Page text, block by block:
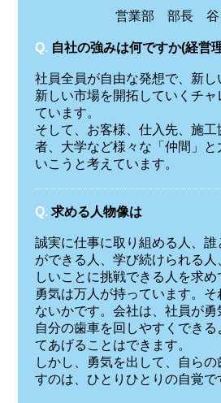
営業部 部長 谷
Q. 自社の強みは何ですか(経営
社員全員が自由な発想で、新し
新しい市場を開拓していくチャ
ています。
そして、お客様、仕入先、施工
者、大学など様々な「仲間」と
いこうと考えています。
Q. 求める人物像は
誠実に仕事に取り組める人、
ができる人、学び続けられる
しいことに挑戦できる人を求め
勇気は万人が持っています。そ
ないかです。会社は、社員が
自分の歯車を回しやすくでき
てあげることはできます。
しかし、勇気を出して、自ら
すのは、ひとりひとりの自覚で